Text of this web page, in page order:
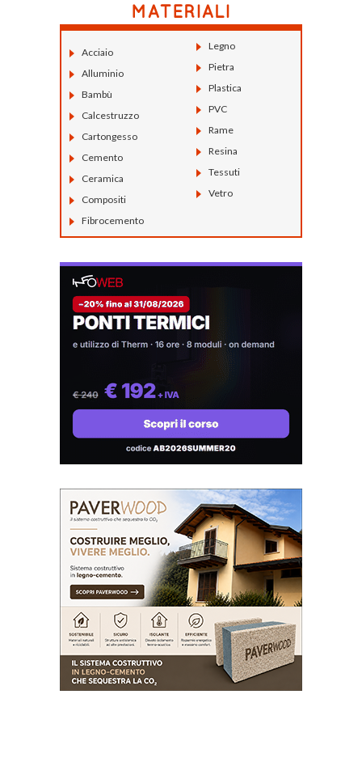
Acciaio
Alluminio
Bambù
Calcestruzzo
Cartongesso
Cemento
Ceramica
Compositi
Fibrocemento
Legno
Pietra
Plastica
PVC
Rame
Resina
Tessuti
Vetro